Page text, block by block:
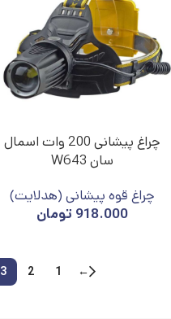
چراغ پیشانی 200 وات اسمال
سان W643
چراغ قوه پیشانی (هدلایت)
918.000 تومان
←
1
2
3